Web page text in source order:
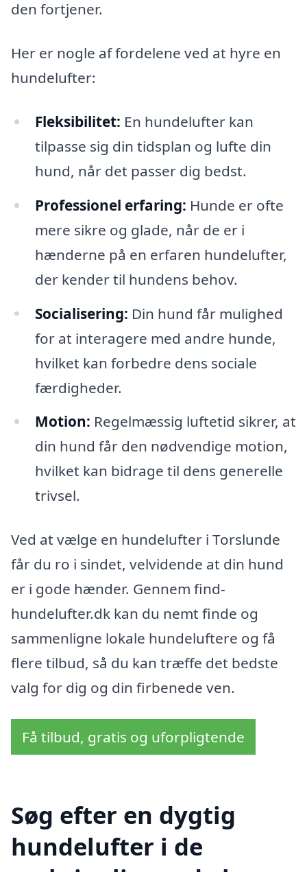
den fortjener.
Her er nogle af fordelene ved at hyre en
hundelufter:
Fleksibilitet: En hundelufter kan
tilpasse sig din tidsplan og lufte din
hund, når det passer dig bedst.
Professionel erfaring: Hunde er ofte
mere sikre og glade, når de er i
hænderne på en erfaren hundelufter,
der kender til hundens behov.
Socialisering: Din hund får mulighed
for at interagere med andre hunde,
hvilket kan forbedre dens sociale
færdigheder.
Motion: Regelmæssig luftetid sikrer, at
din hund får den nødvendige motion,
hvilket kan bidrage til dens generelle
trivsel.
Ved at vælge en hundelufter i Torslunde
får du ro i sindet, velvidende at din hund
er i gode hænder. Gennem find-
hundelufter.dk kan du nemt finde og
sammenligne lokale hundeluftere og få
flere tilbud, så du kan træffe det bedste
valg for dig og din firbenede ven.
Få tilbud, gratis og uforpligtende
Søg efter en dygtig
hundelufter i de